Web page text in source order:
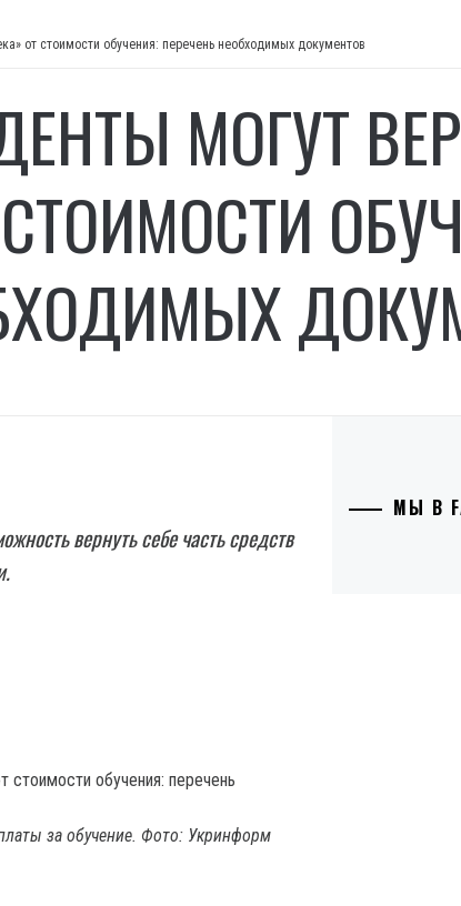
от стоимости обучения: перечень необходимых документов
МОГУТ
вернуть себе часть средств
за обучение. Фото: Укринформ
МЫ В